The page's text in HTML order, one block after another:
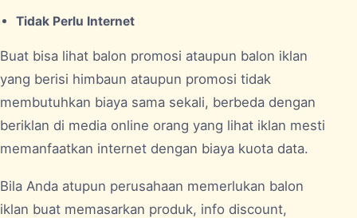
Tidak Perlu Internet
Buat bisa lihat balon promosi ataupun balon iklan
yang berisi himbaun ataupun promosi tidak
membutuhkan biaya sama sekali, berbeda dengan
beriklan di media online orang yang lihat iklan mesti
memanfaatkan internet dengan biaya kuota data.
Bila Anda atupun perusahaan memerlukan balon
iklan buat memasarkan produk, info discount,